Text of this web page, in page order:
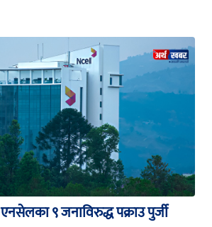
९ जनाविरुद्ध पक्राउ पुर्जी